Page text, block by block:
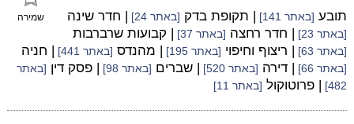
שמירה
תובע [באתר 141] | תקופת בדק [באתר 24] | חדר שינה
[באתר 23] | חדר רחצה [באתר 37] | קבועות שרברבות
[באתר 63] | ריצוף וחיפוי [באתר 195] | מהנדס [באתר 441] | חניה
[באתר 66] | דירה [באתר 520] | שברים [באתר 98] | פסק דין [באתר
482]
| פרוטוקול [באתר 11]